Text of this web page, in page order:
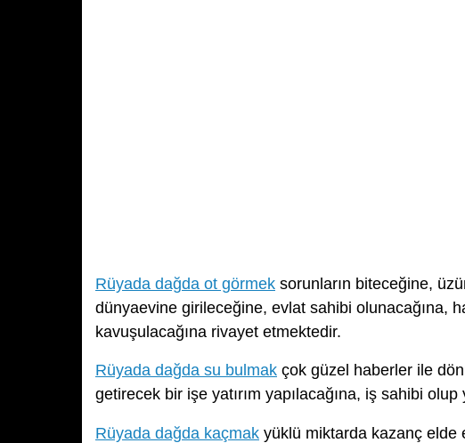
Rüyada dağda ot görmek sorunların biteceğine,
dünyaevine girileceğine, evlat sahibi olunacağına,
kavuşulacağına rivayet etmektedir.
Rüyada dağda su bulmak çok güzel haberler ile
getirecek bir işe yatırım yapılacağına, iş sahibi
Rüyada dağda kaçmak yüklü miktarda kazanç elde